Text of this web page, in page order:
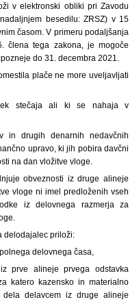
v elektronski obliki pri Zavodu
besedilu: ZRSZ) v 15
časom. V primeru podaljšanja
člena tega zakona, je mogoče
do 31. decembra 2021.
plače ne more uveljavljati
stečaja ali ki se nahaja v
in drugih denarnih nedavčnih
upravo, ki jih pobira davčni
na dan vložitve vloge.
obveznosti iz druge alineje
vloge ni imel predloženih vseh
iz delovnega razmerja za
delodajalec priloži:
delovnega časa,
prve alineje prvega odstavka
katero kazensko in materialno
dela delavcem iz druge alineje